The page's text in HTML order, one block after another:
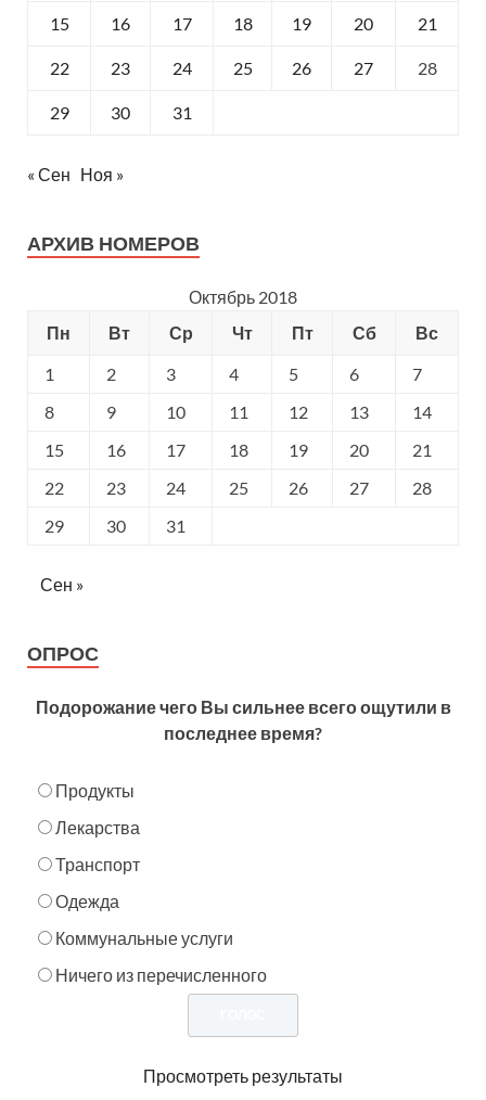
15 16 17 18 19 20 21
22 23 24 25 26 27 28
29 30 31
« Сен Ноя »
АРХИВ НОМЕРОВ
Октябрь 2018
Пн
Вт Ср Чт Пт Сб
Вс
1
2 3 4 5 6
7
8
9 10 11 12 13
14
15
16 17 18 19 20
21
22
23 24 25 26 27
28
29
30 31
Сен »
ОПРОС
Подорожание чего Вы сильнее всего ощутили в
последнее время?
Продукты
Лекарства
Транспорт
Одежда
Коммунальные услуги
Ничего из перечисленного
Просмотреть результаты